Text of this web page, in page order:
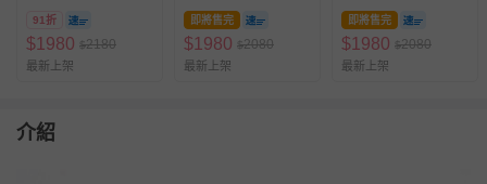
動鞋
91折
$1980 $2180
最新上架
列-小火車23823(中
小童段)-機能鞋-
黃-15~18cm
即將售完
$1980 $2080
最新上架
列-小火車23821(中
小童段)-機能鞋-天
藍-15~18cm
即將售完
$1980 $2080
最新上架
介紹